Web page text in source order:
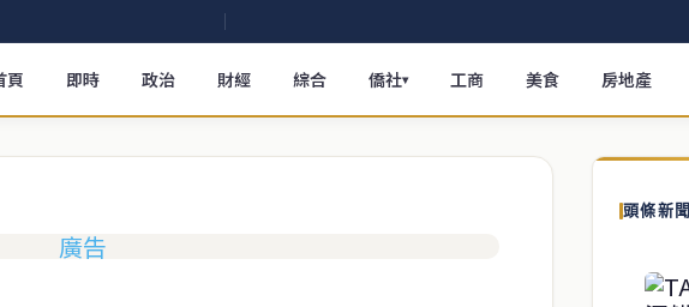
頁 即時 政治 財經 綜合 僑社▾ 工商 美食 房地產
頭條新聞